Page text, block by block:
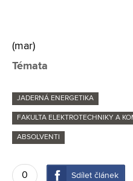
(mar)
Témata
JADERNÁ ENERGETIKA
FAKULTA ELEKTROTECHNIKY A
ABSOLVENTI
0 Sdílet článek